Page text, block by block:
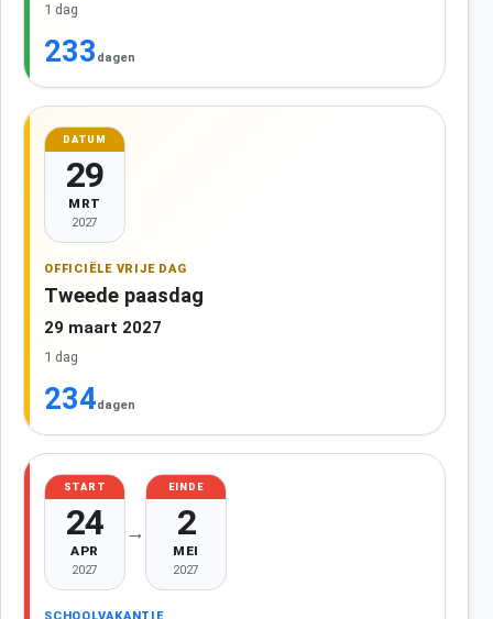
1 dag
233 dagen
DATUM
29
MRT
2027
OFFICIËLE VRIJE DAG
Tweede paasdag
29 maart 2027
1 dag
234dagen
START
24
APR
2027
→
EINDE
2
MEI
2027